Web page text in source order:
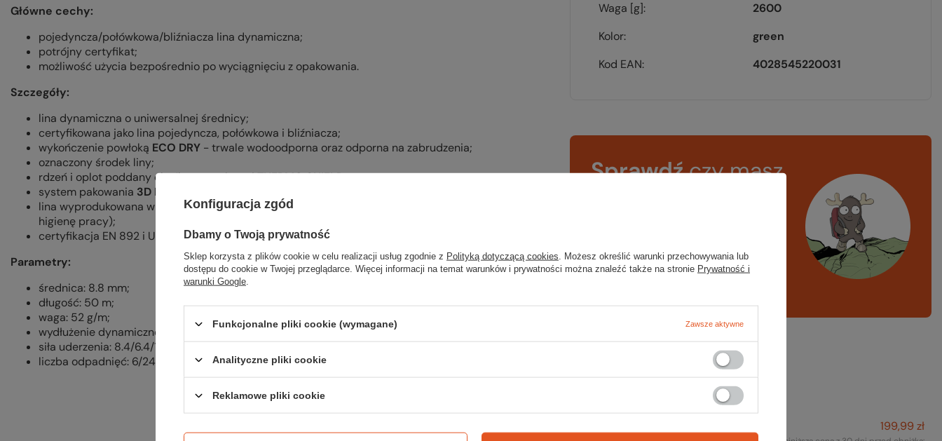
Główne cechy:
pojedyncza/połówkowa/bliźniacza lina dynamiczna;
potrójny certyfikat;
możliwość użycia bezpośrednio po wyciągnięciu z opakowania.
Szczegóły:
lina dynamiczna o uniwersalnej średnicy;
certyfikowana jako lina pojedyncza, połówkowa i bliźniacza;
wykończenie powłoką ECO DRY - trwale wodoodporna oraz odporna na zabrudzenia;
oznaczony środek liny;
rdzeń i oplot poddany obróbce termicznejTHERMO SHIELD;
system pakowania 3D Lap Coil
lina wyprodukowana w standardzie bluesign (proces produkcji uwzględnia ochronę środowiska i
higienę pracy);
certyfikacja EN 892 i UIAA.
Parametry:
średnica: 8.8 mm;
długość: 50 m;
waga: 52 g/m;
wydłużenie dynamiczne: 34/21/28 % (pojedyncza/połówkowa/bliźniacza);
siła uderzenia: 8.4/6.4/10.6 kN (pojedyncza/połówkowa/bliźniacza);
liczba odpadnięć: 6/24/30 (pojedyncza/połówkowa/bliźniacza).
Waga [g]
2600
Kolor
green
Kod EAN
4028545220031
Sprawdźczy masz
Zestaw karabinków MINIWIRE
199,99 zł
Konfiguracja zgód
Dbamy o Twoją prywatność
Sklep korzysta z plików cookie w celu realizacji usług zgodnie z Polityką dotyczącą cookies . Możesz określić warunki przechowywania lub
dostępu do cookie w Twojej przeglądarce. Więcej informacji na temat warunków i prywatności można znaleźć także na stronie Prywatność i
warunki Google
Funkcjonalne pliki cookie (wymagane) Zawsze aktywne
Analityczne pliki cookie
Reklamowe pliki cookie